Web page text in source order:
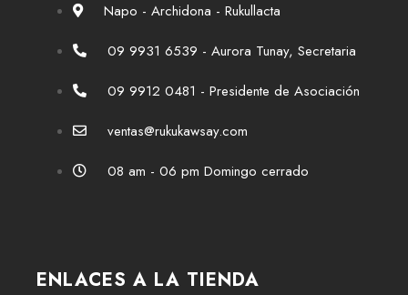
Napo - Archidona - Rukullacta
09 9931 6539 - Aurora Tunay, Secretaria
09 9912 0481 - Presidente de Asociación
ventas@rukukawsay.com
08 am - 06 pm Domingo cerrado
ENLACES A LA TIENDA